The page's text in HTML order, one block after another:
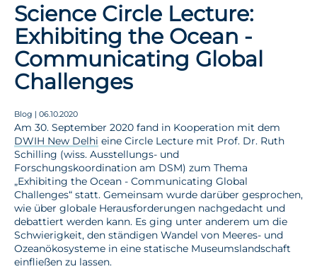
Science Circle Lecture:
Exhibiting the Ocean -
Communicating Global
Challenges
Blog | 06.10.2020
Am 30. September 2020 fand in Kooperation mit dem
DWIH New Delhi eine Circle Lecture mit Prof. Dr. Ruth
Schilling (wiss. Ausstellungs- und
Forschungskoordination am DSM) zum Thema
„Exhibiting the Ocean - Communicating Global
Challenges“ statt. Gemeinsam wurde darüber gesprochen,
wie über globale Herausforderungen nachgedacht und
debattiert werden kann. Es ging unter anderem um die
Schwierigkeit, den ständigen Wandel von Meeres- und
Ozeanökosysteme in eine statische Museumslandschaft
einfließen zu lassen.